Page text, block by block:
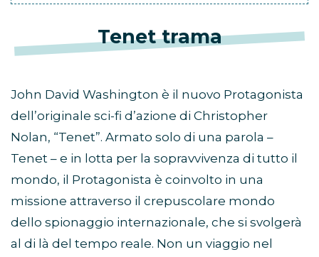
Tenet trama
John David Washington è il nuovo Protagonista
dell’originale sci-fi d’azione di Christopher
Nolan, “Tenet”. Armato solo di una parola –
Tenet – e in lotta per la sopravvivenza di tutto il
mondo, il Protagonista è coinvolto in una
missione attraverso il crepuscolare mondo
dello spionaggio internazionale, che si svolgerà
al di là del tempo reale. Non un viaggio nel